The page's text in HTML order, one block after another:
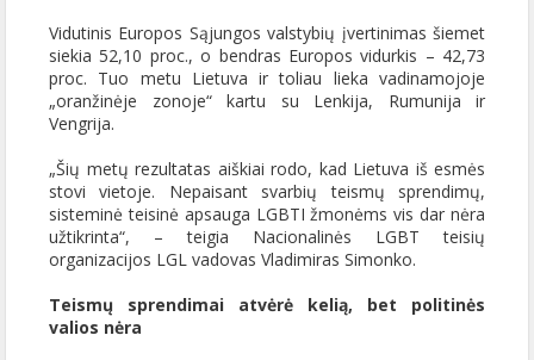
Vidutinis Europos Sąjungos valstybių įvertinimas šiemet
siekia 52,10 proc., o bendras Europos vidurkis – 42,73
proc. Tuo metu Lietuva ir toliau lieka vadinamojoje
„oranžinėje zonoje“ kartu su Lenkija, Rumunija ir
Vengrija.
„Šių metų rezultatas aiškiai rodo, kad Lietuva iš esmės
stovi vietoje. Nepaisant svarbių teismų sprendimų,
sisteminė teisinė apsauga LGBTI žmonėms vis dar nėra
užtikrinta“, – teigia Nacionalinės LGBT teisių
organizacijos LGL vadovas Vladimiras Simonko.
Teismų sprendimai atvėrė kelią, bet politinės
valios nėra